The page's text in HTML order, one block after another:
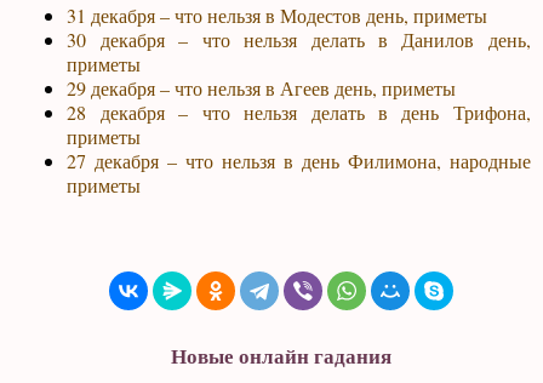
31 декабря – что нельзя в Модестов день, приметы
30 декабря – что нельзя делать в Данилов день,
приметы
29 декабря – что нельзя в Агеев день, приметы
28 декабря – что нельзя делать в день Трифона,
приметы
27 декабря – что нельзя в день Филимона, народные
приметы
Новые онлайн гадания